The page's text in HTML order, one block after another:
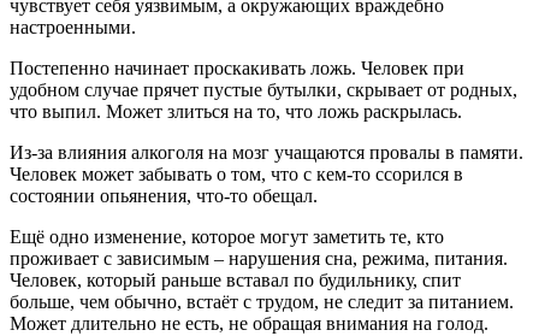
чувствует себя уязвимым, а окружающих враждебно
настроенными.
Постепенно начинает проскакивать ложь. Человек при
удобном случае прячет пустые бутылки, скрывает от родных,
что выпил. Может злиться на то, что ложь раскрылась.
Из-за влияния алкоголя на мозг учащаются провалы в памяти.
Человек может забывать о том, что с кем-то ссорился в
состоянии опьянения, что-то обещал.
Ещё одно изменение, которое могут заметить те, кто
проживает с зависимым – нарушения сна, режима, питания.
Человек, который раньше вставал по будильнику, спит
больше, чем обычно, встаёт с трудом, не следит за питанием.
Может длительно не есть, не обращая внимания на голод.